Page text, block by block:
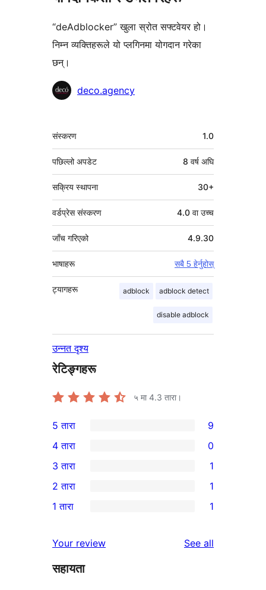
“deAdblocker” खुला स्रोत सफ्टवेयर हो।
निम्न व्यक्तिहरूले यो प्लगिनमा योगदान गरेका
छन्।
योगदानकर्ताहरूdeco.agency
मेटा
संस्करण 1.0
पछिल्लो अपडेट 8 वर्ष अघि
सक्रिय स्थापना 30+
वर्डप्रेस संस्करण 4.0 वा उच्च
जाँच गरिएको 4.9.30
भाषाहरू सबै 5 हेर्नुहोस्
ट्यागहरू adblock adblock detect
disable adblock
उन्नत दृश्य
रेटिङ्गहरू
५ मा4.3 तारा।
9
5-
तारा
समीक्षाहरू
5 तारा 9
4-
तारा
समीक्षाहरू
4 तारा 0
1
3-
तारा
3 तारा 1
2-
समीक्षा
2 तारा 1
तारा
समीक्षा
1 तारा 1
Your review See all
सहायता